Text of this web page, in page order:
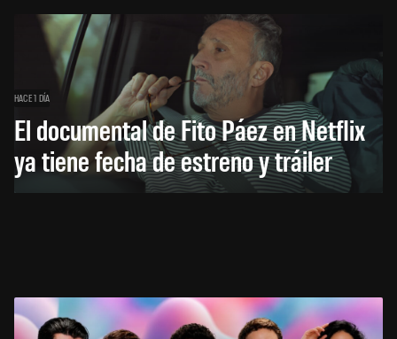
HACE 1 DÍA
El documental de Fito Páez en Netflix
ya tiene fecha de estreno y tráiler